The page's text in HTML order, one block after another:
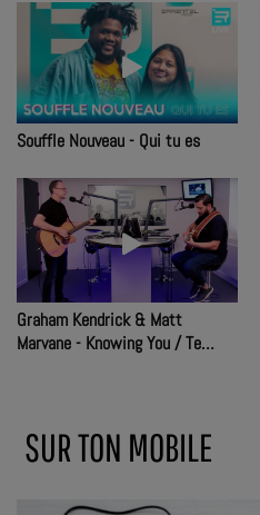
Souffle Nouveau - Qui tu es
Graham Kendrick & Matt
Marvane - Knowing You / Te
SUR TON MOBILE